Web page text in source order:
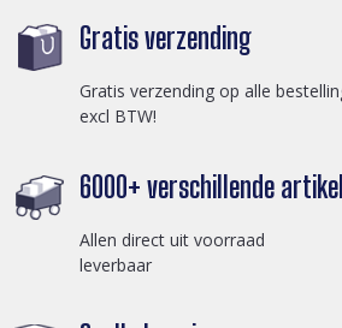
Gratis verzending
Gratis verzending op alle
excl BTW!
6000+ verschillende
Allen direct uit voorraad
leverbaar